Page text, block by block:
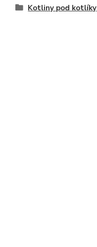
Kotliny pod kotlíky